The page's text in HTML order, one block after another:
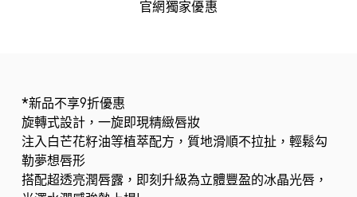
官網獨家優惠
*新品不享9折優惠
旋轉式設計，一旋即現精緻唇妝
注入白芒花籽油等植萃配方，質地滑順不拉扯，輕鬆勾
勒夢想唇形
搭配超透亮潤唇露，即刻升級為立體豐盈的冰晶光唇，